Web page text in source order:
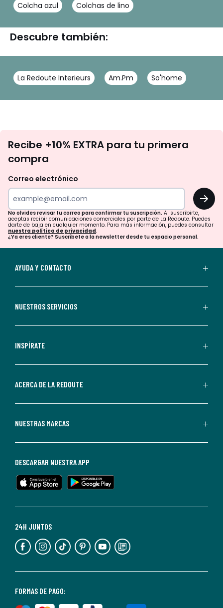
Colcha azul Colchas de lino
Descubre también:
La Redoute Interieurs Am.Pm So'home
te
tu
para
confirmar
tu
suscripción.
aceptas
comerciales
personalizadas
parte
Redoute.
de
en
cualquier
Para
información,
puedes
nuestra
de
Recibe +10% EXTRA para tu primera
compra
Correo electrónico
OK
No olvides revisar tu correo para confirmar tu suscripción. Al suscribirte,
aceptas recibir comunicaciones comerciales por parte de La Redoute. Puedes
darte de baja en cualquier momento. Para más información, puedes consultar
nuestra política de privacidad.
¿Ya eres cliente? Suscríbete a la newsletter desde tu espacio personal.
AYUDA Y CONTACTO
NUESTROS SERVICIOS
INSPÍRATE
ACERCA DE LA REDOUTE
NUESTRAS MARCAS
FORMAS DE PAGO:
24H JUNTOS
DESCARGAR NUESTRA APP